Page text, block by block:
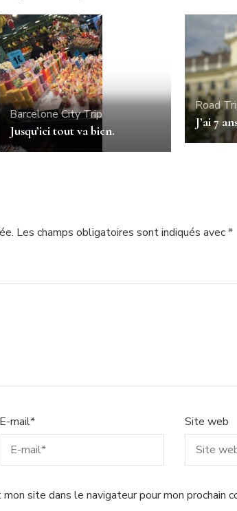
BarceloneCity Trip
Jusqu’ici tout va bien.
Road
J’ai 7
Les champs obligatoires sont indiqués avec*
E-mail* Site web
site dans le navigateur pour mon prochain